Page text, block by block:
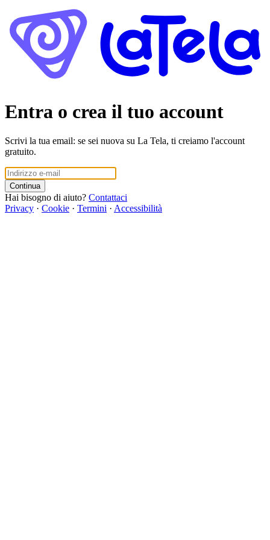
Entra o crea il tuo account
Scrivi la tua email: se sei nuova su La Tela, ti creiamo l'account
gratuito.
Continua
Hai bisogno di aiuto? Contattaci
Privacy · Cookie · Termini · Accessibilità